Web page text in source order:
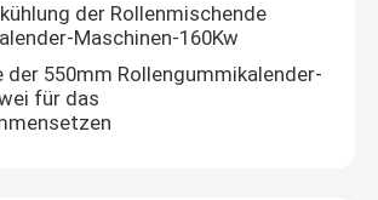
der Rollenmischende
Maschinen-160Kw
der 550mm Rollengummikalender-
für das